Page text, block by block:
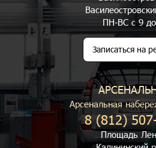
ПН-ВС с 9
Записаться на
Арсенальная
8 (812)
Площадь